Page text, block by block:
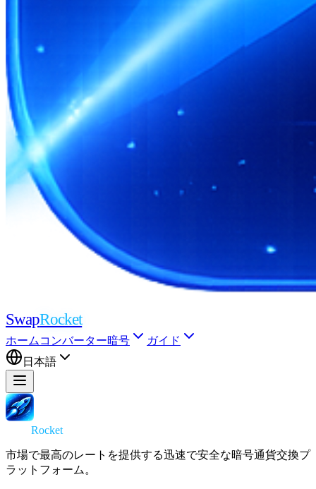
SwapRocket
ホーム コンバーター暗号
ガイド
日本語
Rocket
市場で最高のレートを提供する迅速で安全な暗号通貨交換プ
ラットフォーム。